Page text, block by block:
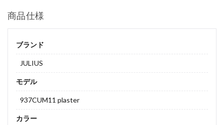
商品仕様
ブランド
JULIUS
モデル
937CUM11 plaster
カラー